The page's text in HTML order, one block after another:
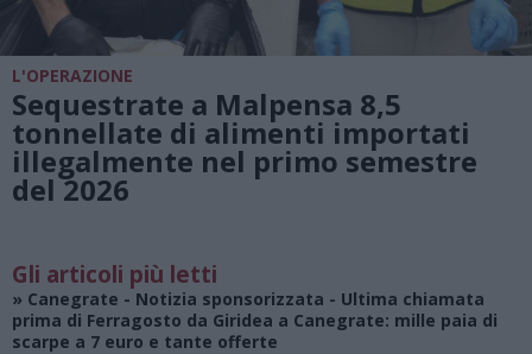
L'OPERAZIONE
Sequestrate a Malpensa 8,5
tonnellate di alimenti importati
illegalmente nel primo semestre
del 2026
Gli articoli più letti
» Canegrate - Notizia sponsorizzata - Ultima chiamata
prima di Ferragosto da Giridea a Canegrate: mille paia di
scarpe a 7 euro e tante offerte